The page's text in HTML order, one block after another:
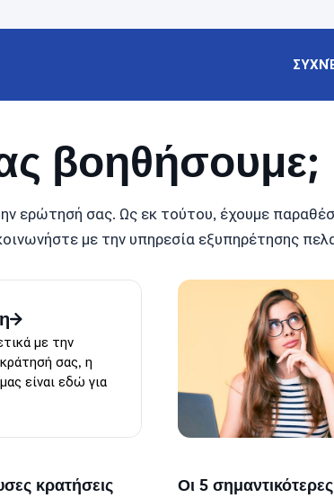
βοηθήσουμε;
ερώτησή σας. Ως εκ τούτου, έχουμε
με την υπηρεσία εξυπηρέτησης
με την
σας, η
είναι εδώ για
κρατήσεις
Οι 5